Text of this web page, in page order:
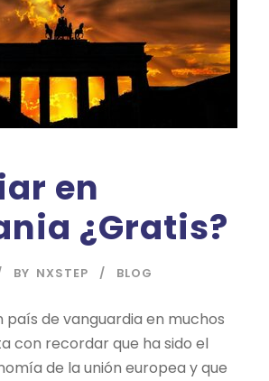
en
¿Gratis?
BY NXSTEP BLOG
país de vanguardia en muchos
con recordar que ha sido el
de la unión europea y que